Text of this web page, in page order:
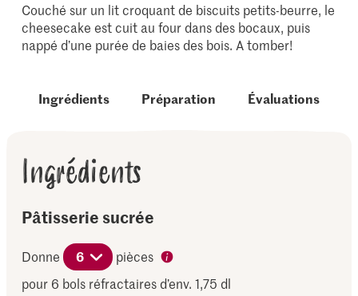
Couché sur un lit croquant de biscuits petits-beurre, le
cheesecake est cuit au four dans des bocaux, puis
nappé d’une purée de baies des bois. A tomber!
Ingrédients Préparation Évaluations
Ingrédients
Pâtisserie sucrée
Donne 6
pièces
pour 6 bols réfractaires d’env. 1,75 dl